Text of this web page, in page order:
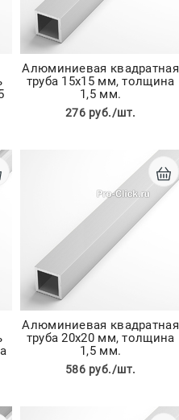
Алюминиевая квадратная
труба 15х15 мм, толщина
1,5 мм.
276 руб./шт.
Алюминиевая квадратная
труба 20х20 мм, толщина
1,5 мм.
586 руб./шт.